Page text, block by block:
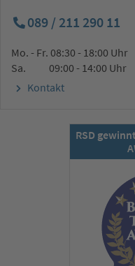
089 / 211 290 11
Mo. - Fr. 08:30 - 18:00 Uhr
Sa. 09:00 - 14:00 Uhr
Kontakt
RSD